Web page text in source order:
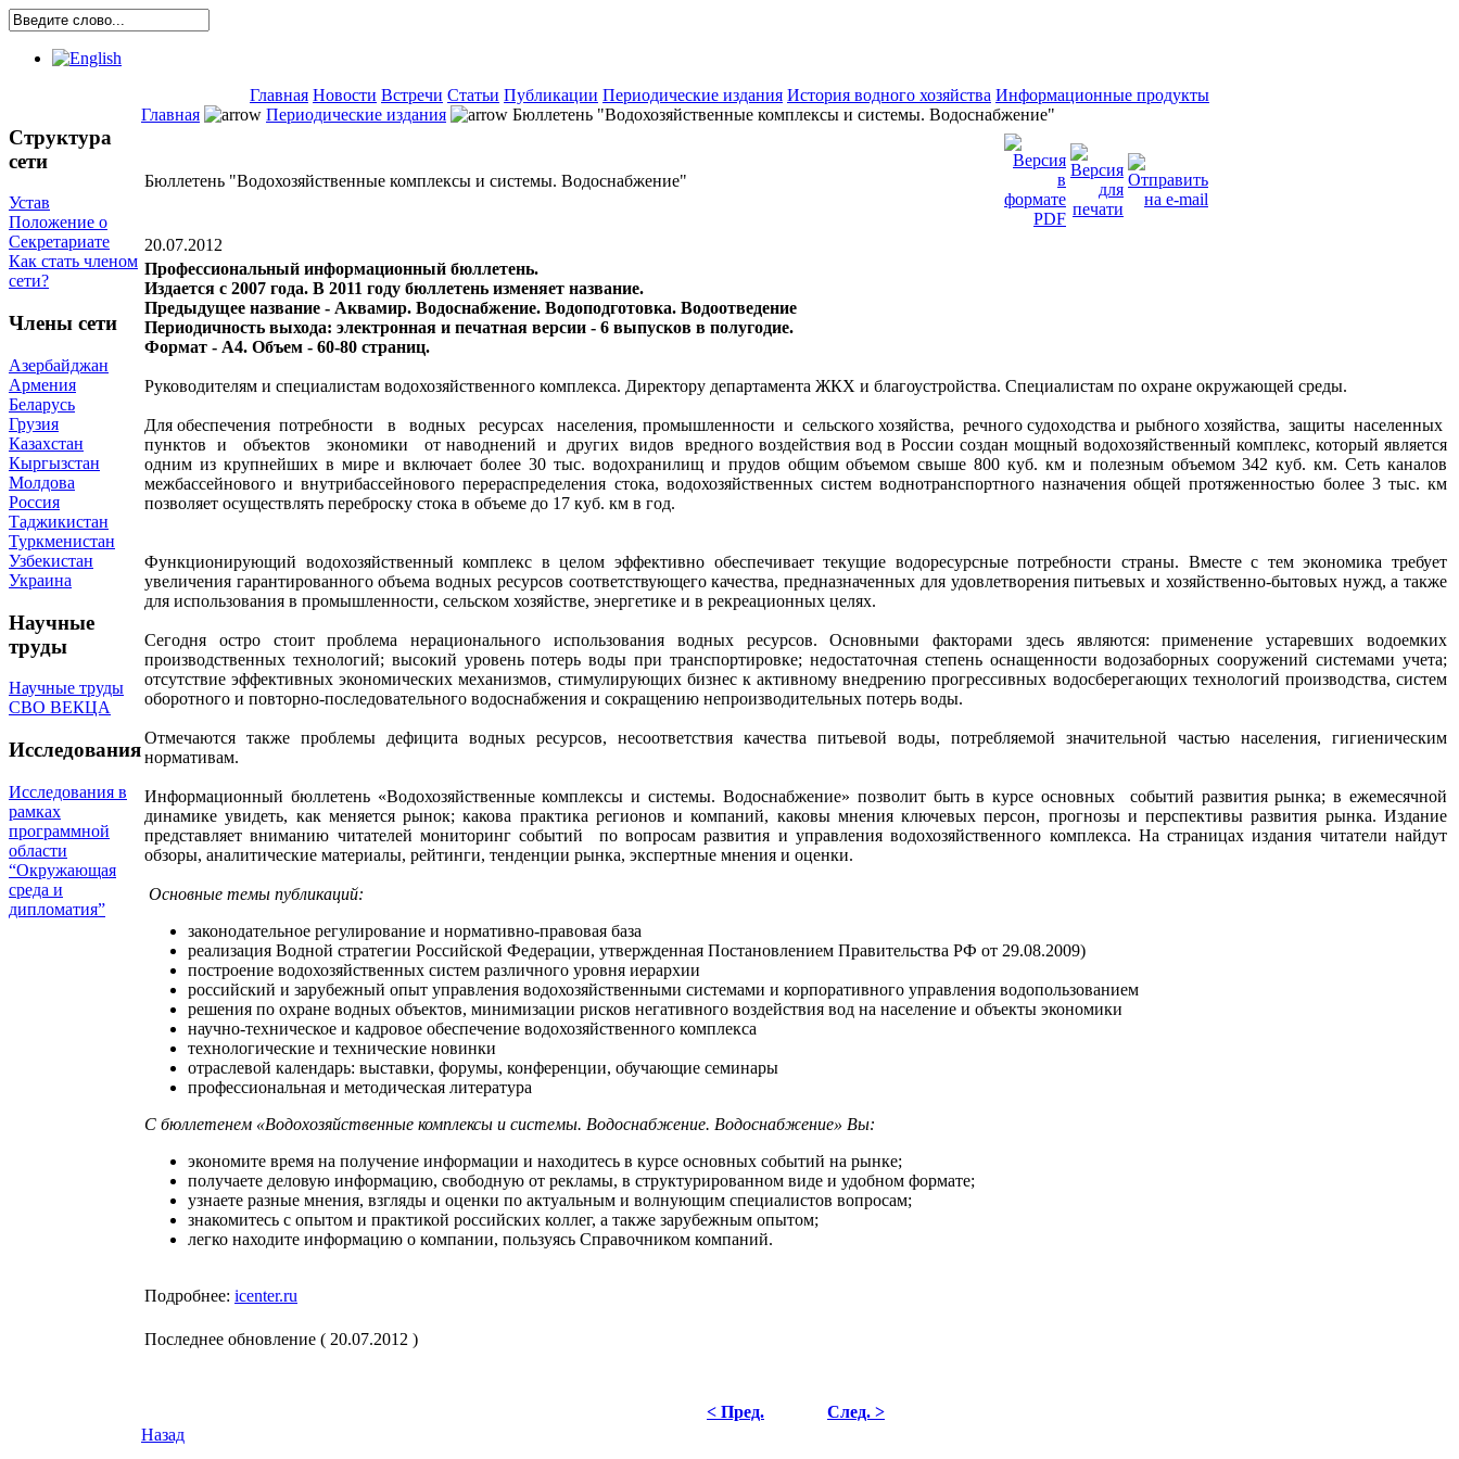
Главная Новости Встречи Статьи Публикации Периодические издания История водного хозяйства Информационные продукты
Структура
сети
Устав
Положение о
Секретариате
Как стать членом
сети?
Члены сети
Азербайджан
Армения
Беларусь
Грузия
Казахстан
Кыргызстан
Молдова
Россия
Таджикистан
Туркменистан
Узбекистан
Украина
Научные
труды
Научные труды
СВО ВЕКЦА
Исследования
Исследования в
рамках
программной
области
“Окружающая
среда и
дипломатия”
Главная Периодические издания Бюллетень "Водохозяйственные комплексы и системы. Водоснабжение"
Бюллетень "Водохозяйственные комплексы и системы. Водоснабжение"
20.07.2012
Профессиональный информационный бюллетень.
Издается с 2007 года. В 2011 году бюллетень изменяет название.
Предыдущее название - Аквамир. Водоснабжение. Водоподготовка. Водоотведение
Периодичность выхода: электронная и печатная версии - 6 выпусков в полугодие.
Формат - А4. Объем - 60-80 страниц.
Руководителям и специалистам водохозяйственного комплекса. Директору департамента ЖКХ и благоустройства. Специалистам по охране окружающей среды.
Для обеспечения потребности в водных ресурсах населения, промышленности и сельского хозяйства, речного судоходства и рыбного хозяйства, защиты населенных
пунктов и объектов экономики от наводнений и других видов вредного воздействия вод в России создан мощный водохозяйственный комплекс, который является
одним из крупнейших в мире и включает более 30 тыс. водохранилищ и прудов общим объемом свыше 800 куб. км и полезным объемом 342 куб. км. Сеть каналов
межбассейнового и внутрибассейнового перераспределения стока, водохозяйственных систем воднотранспортного назначения общей протяженностью более 3 тыс. км
позволяет осуществлять переброску стока в объеме до 17 куб. км в год.
Функционирующий водохозяйственный комплекс в целом эффективно обеспечивает текущие водоресурсные потребности страны. Вместе с тем экономика требует
увеличения гарантированного объема водных ресурсов соответствующего качества, предназначенных для удовлетворения питьевых и хозяйственно-бытовых нужд, а также
для использования в промышленности, сельском хозяйстве, энергетике и в рекреационных целях.
Сегодня остро стоит проблема нерационального использования водных ресурсов. Основными факторами здесь являются: применение устаревших водоемких
производственных технологий; высокий уровень потерь воды при транспортировке; недостаточная степень оснащенности водозаборных сооружений системами учета;
отсутствие эффективных экономических механизмов, стимулирующих бизнес к активному внедрению прогрессивных водосберегающих технологий производства, систем
оборотного и повторно-последовательного водоснабжения и сокращению непроизводительных потерь воды.
Отмечаются также проблемы дефицита водных ресурсов, несоответствия качества питьевой воды, потребляемой значительной частью населения, гигиеническим
нормативам.
Информационный бюллетень «Водохозяйственные комплексы и системы. Водоснабжение» позволит быть в курсе основных событий развития рынка; в ежемесячной
динамике увидеть, как меняется рынок; какова практика регионов и компаний, каковы мнения ключевых персон, прогнозы и перспективы развития рынка. Издание
представляет вниманию читателей мониторинг событий по вопросам развития и управления водохозяйственного комплекса. На страницах издания читатели найдут
обзоры, аналитические материалы, рейтинги, тенденции рынка, экспертные мнения и оценки.
Основные темы публикаций:
законодательное регулирование и нормативно-правовая база
реализация Водной стратегии Российской Федерации, утвержденная Постановлением Правительства РФ от 29.08.2009)
построение водохозяйственных систем различного уровня иерархии
российский и зарубежный опыт управления водохозяйственными системами и корпоративного управления водопользованием
решения по охране водных объектов, минимизации рисков негативного воздействия вод на население и объекты экономики
научно-техническое и кадровое обеспечение водохозяйственного комплекса
технологические и технические новинки
отраслевой календарь: выставки, форумы, конференции, обучающие семинары
профессиональная и методическая литература
С бюллетенем «Водохозяйственные комплексы и системы. Водоснабжение. Водоснабжение» Вы:
экономите время на получение информации и находитесь в курсе основных событий на рынке;
получаете деловую информацию, свободную от рекламы, в структурированном виде и удобном формате;
узнаете разные мнения, взгляды и оценки по актуальным и волнующим специалистов вопросам;
знакомитесь с опытом и практикой российских коллег, а также зарубежным опытом;
легко находите информацию о компании, пользуясь Справочником компаний.
Подробнее: icenter.ru
Последнее обновление ( 20.07.2012 )
< Пред.
След. >
Назад